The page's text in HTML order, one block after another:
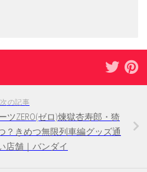
次の記事
ツZERO(ゼロ)煉獄杏寿郎・猗
？きめつ無限列車編グッズ通
店舗｜バンダイ